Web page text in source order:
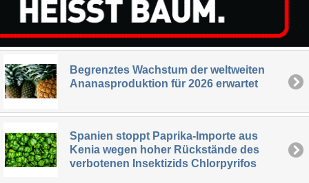
Begrenztes Wachstum der weltweiten
Ananasproduktion für 2026 erwartet
Spanien stoppt Paprika-Importe aus
Kenia wegen hoher Rückstände des
verbotenen Insektizids Chlorpyrifos